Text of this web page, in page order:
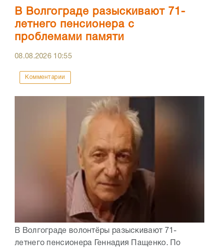
В Волгограде разыскивают 71-
летнего пенсионера с
проблемами памяти
08.08.2026 10:55
Комментарии
В Волгограде волонтёры разыскивают 71-
летнего пенсионера Геннадия Пащенко. По